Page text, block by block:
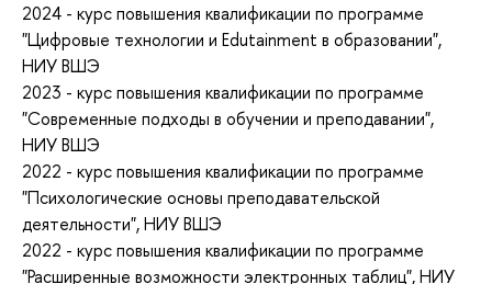
2024 - курс повышения квалификации по программе
"Цифровые технологии и Edutainment в образовании",
НИУ ВШЭ
2023 - курс повышения квалификации по программе
"Современные подходы в обучении и преподавании",
НИУ ВШЭ
2022 - курс повышения квалификации по программе
"Психологические основы преподавательской
деятельности", НИУ ВШЭ
2022 - курс повышения квалификации по программе
"Расширенные возможности электронных таблиц", НИУ